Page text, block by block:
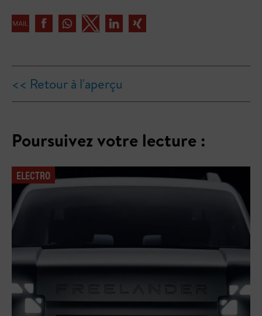
<< Retour à l'aperçu
Poursuivez votre lecture :
ELECTRO